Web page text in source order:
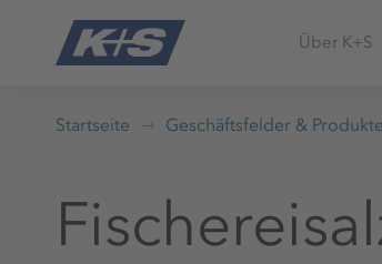
Über K+S
Startseite Geschäftsfelder & Produkte